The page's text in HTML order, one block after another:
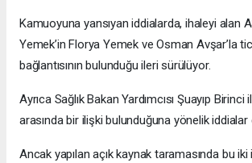
Kamuoyuna yansıyan iddialarda, ihaleyi alan
Yemek’in Florya Yemek ve Osman Avşar’la
bağlantısının bulunduğu ileri sürülüyor.
Ayrıca Sağlık Bakan Yardımcısı Şuayıp
arasında bir ilişki bulunduğuna yönelik iddialar
Ancak yapılan açık kaynak taramasında bu iki